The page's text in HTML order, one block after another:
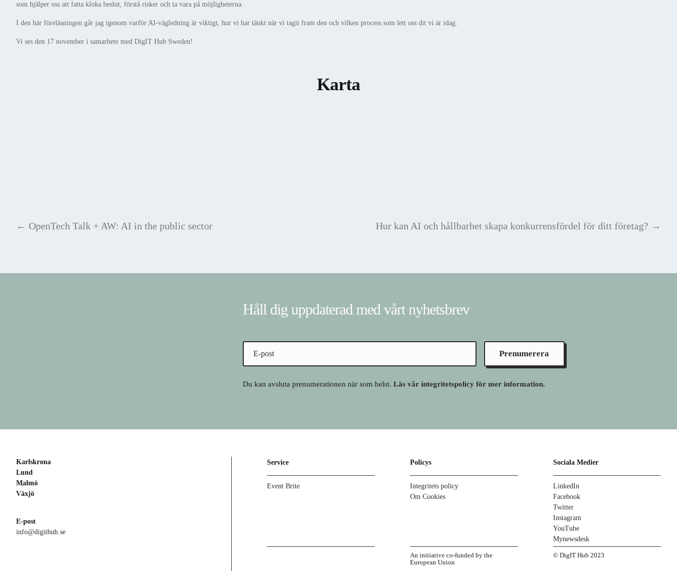
som hjälper oss att fatta kloka beslut, förstå risker och ta vara på möjligheterna.
I den här föreläsningen går jag igenom varför AI-vägledning är viktigt, hur vi har tänkt när vi tagit fram den och vilken process som lett oss dit vi är idag.
Vi ses den 17 november i samarbete med DigIT Hub Sweden!
Karta
← OpenTech Talk + AW: AI in the public sector Hur kan AI och hållbarhet skapa konkurrensfördel för ditt företag? →
Håll dig uppdaterad med vårt nyhetsbrev
Prenumerera
Du kan avsluta prenumerationen när som helst.Läs vår integritetspolicy för mer information.
Karlskrona
Lund
Malmö
Växjö
E-post
info@digithub.se
Service
Event Brite
Policys
Integritets policy
Om Cookies
Sociala Medier
LinkedIn
Facebook
Twitter
Instagram
YouTube
Mynewsdesk
An initiative co-funded by the
European Union
© DigIT Hub 2023